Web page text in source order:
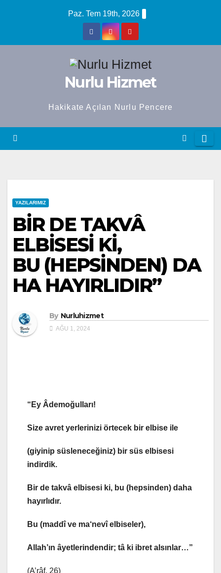
Paz. Tem 19th, 2026
Nurlu Hizmet
Hakikate Açılan Nurlu Pencere
YAZILARIMIZ
BİR DE TAKVÂ
ELBİSESİ Kİ,
BU (HEPSİNDEN) DA
HA HAYIRLIDIR”
By Nurluhizmet
AĞU 1, 2024
“ Ey Âdemoğulları!
Size avret yerlerinizi örtecek bir elbise ile
(giyinip süsleneceğiniz) bir süs elbisesi
indirdik.
Bir de takvâ elbisesi ki, bu (hepsinden) daha
hayırlıdır.
Bu (maddî ve ma‘nevî elbiseler),
Allah’ın âyetlerindendir; tâ ki ibret alsınlar…”
(A’râf, 26)